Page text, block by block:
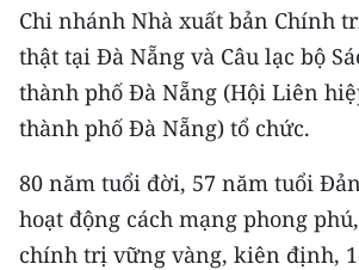
TRI THỨC CHUYÊN SÂU
54 DÂN TỘC VIỆT NAM
CHƯƠNG TRÌNH OCOP - MỖI XÃ
RADIO
Chi nhánh Nhà xuất bản Chính
thật tại Đà Nẵng và Câu lạc bộ
thành phố Đà Nẵng (Hội Liên
thành phố Đà Nẵng) tổ chức.
80 năm tuổi đời, 57 năm tuổi
hoạt động cách mạng phong
chính trị vững vàng, kiên định,